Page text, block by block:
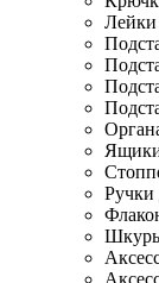
Лейки
Ручки